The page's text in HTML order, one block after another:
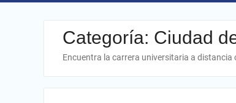
Categoría: Ciudad
Encuentra la carrera universitaria a distancia